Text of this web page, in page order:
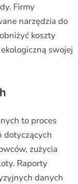
Firmy
narzędzia do
koszty
swojej
to proces
dotyczących
zużycia
Raporty
danych